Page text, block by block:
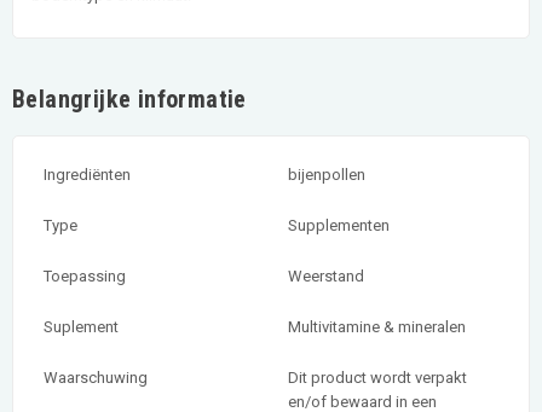
Belangrijke informatie
Ingrediënten bijenpollen
Type Supplementen
Toepassing Weerstand
Suplement Multivitamine & mineralen
Waarschuwing
Dit product wordt verpakt
en/of bewaard in een